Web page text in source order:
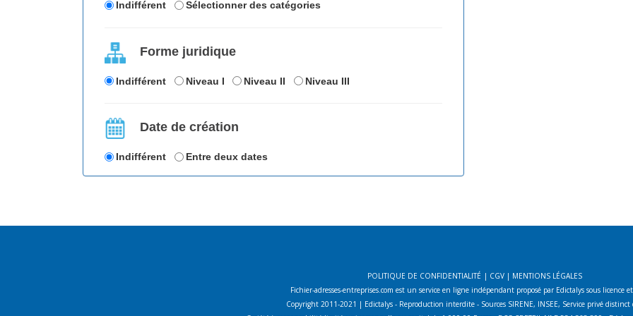
Indifférent Sélectionner des catégories
Forme juridique
Indifférent Niveau I Niveau II Niveau III
Date de création
Indifférent Entre deux dates
POLITIQUE DE CONFIDENTIALITÉ | CGV | MENTIONS LÉGALES
Fichier-adresses-entreprises.com est un service en ligne indépendant proposé par Edictalys sous licence
Copyright 2011-2021 | Edictalys - Reproduction interdite - Sources SIRENE, INSEE, Service privé distinct